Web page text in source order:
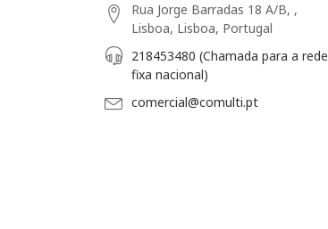
Rua Jorge Barradas 18 A/B, ,
Lisboa, Lisboa, Portugal
218453480 (Chamada para a rede
fixa nacional)
comercial@comulti.pt